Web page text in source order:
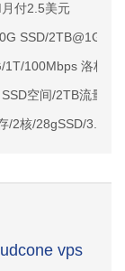
付2.5美元
SSD/
1T/100Mbps 洛杉矶
空间/2TB流量/
/2核/28gSSD/3.5T
vps